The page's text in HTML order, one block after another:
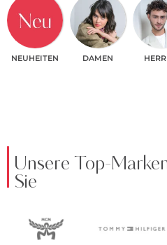
NEUHEITEN DAMEN
Unsere Top-
Sie